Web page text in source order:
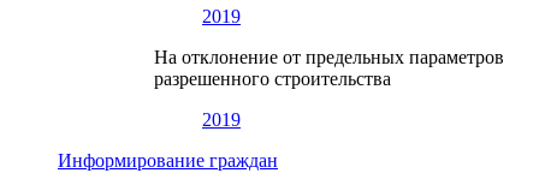
2019
На отклонение от предельных параметров
разрешенного строительства
2019
Информирование граждан